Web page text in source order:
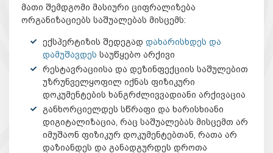
მათი შემდგომი მასიური ციფრალიზება
ორგანიზაციებს საშუალებას მისცემს:
ექსპერტიზის შედეგად დახარისხდეს და
დამუშავდეს საუწყებო არქივი
რესტავრაციისა და დეზინფექციის საშულებით
უზრუნველყოფილ იქნას ფიზიკური
დოკუმენტების ხანგრძლივვადიანი არქივაცია
განხორციელდეს სწრაფი და ხარისხიანი
დიგიტალიზაცია, რაც საშუალებას მისცემთ არ
იმუშაონ ფიზიკურ დოკუმენტებთან, რათა არ
დაზიანდეს და განადგურდეს დროთა